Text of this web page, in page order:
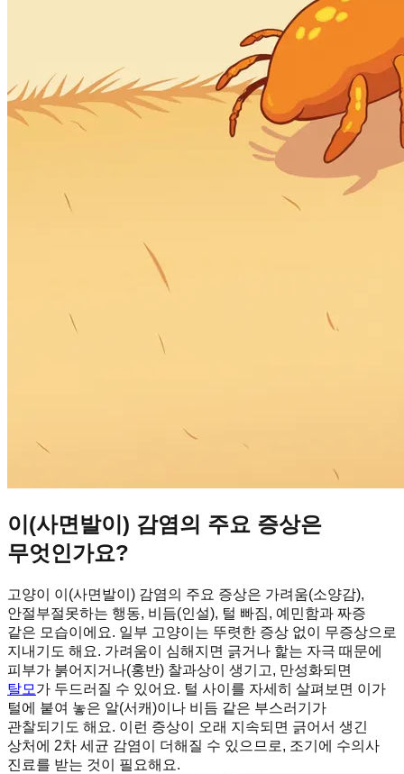
이(사면발이) 감염의 주요 증상은
무엇인가요?
고양이 이(사면발이) 감염의 주요 증상은 가려움(소양감),
안절부절못하는 행동, 비듬(인설), 털 빠짐, 예민함과 짜증
같은 모습이에요. 일부 고양이는 뚜렷한 증상 없이 무증상으로
지내기도 해요. 가려움이 심해지면 긁거나 핥는 자극 때문에
피부가 붉어지거나(홍반) 찰과상이 생기고, 만성화되면
탈모 가 두드러질 수 있어요. 털 사이를 자세히 살펴보면 이가
털에 붙여 놓은 알(서캐)이나 비듬 같은 부스러기가
관찰되기도 해요. 이런 증상이 오래 지속되면 긁어서 생긴
상처에 2차 세균 감염이 더해질 수 있으므로, 조기에 수의사
진료를 받는 것이 필요해요.